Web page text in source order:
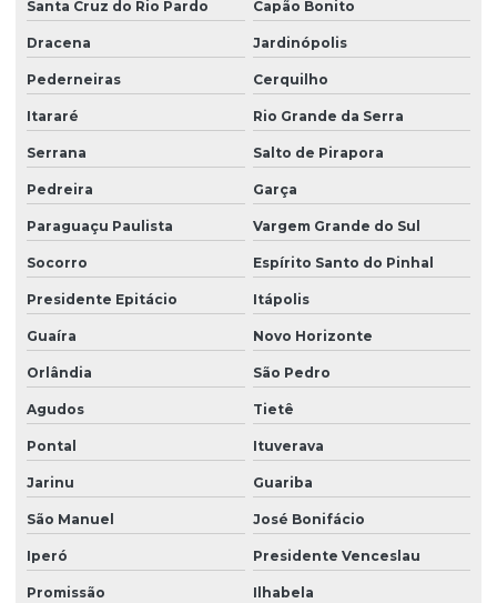
Limpeza profissional pós obra
Limpeza profissional de vidros
Limpeza terceirizada
Limpeza de vidro predial
Limpeza de vidros em altura
Limpeza de vidros externos
Limpeza de vidros e fachadas
Limpeza de vidros preço
Limpeza de vidros em prédios
Limpeza de vidros profissional
Manutenção elétrica predial
Manutenção predial facilities
Melhores empresas de portaria virtual
Santa Cruz do Rio Pardo Capão Bonito
Dracena Jardinópolis
Pederneiras Cerquilho
Itararé Rio Grande da Serra
Serrana Salto de Pirapora
Pedreira Garça
Paraguaçu Paulista Vargem Grande do Sul
Socorro Espírito Santo do Pinhal
Presidente Epitácio Itápolis
Guaíra Novo Horizonte
Orlândia São Pedro
Agudos Tietê
Pontal Ituverava
Jarinu Guariba
São Manuel José Bonifácio
Iperó Presidente Venceslau
Promissão Ilhabela